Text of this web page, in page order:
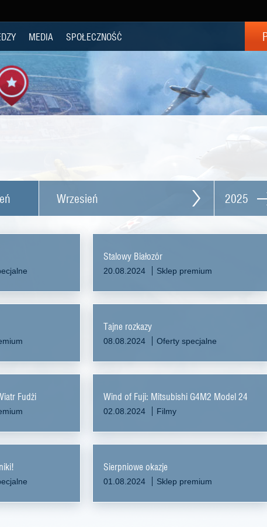
MEDIA SPOŁECZNOŚĆ
Wrzesień 2025
Stalowy Białozór
20.08.2024 Sklep premium
Tajne rozkazy
08.08.2024 Oferty specjalne
Fudżi Wind of Fuji: Mitsubishi G4M2 Model 24
02.08.2024 Filmy
Sierpniowe okazje
01.08.2024 Sklep premium